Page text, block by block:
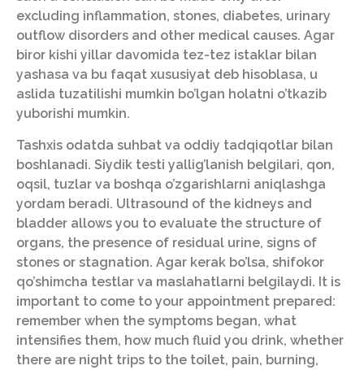
excluding inflammation, stones, diabetes, urinary
outflow disorders and other medical causes. Agar
biror kishi yillar davomida tez-tez istaklar bilan
yashasa va bu faqat xususiyat deb hisoblasa, u
aslida tuzatilishi mumkin bo’lgan holatni o’tkazib
yuborishi mumkin.
Tashxis odatda suhbat va oddiy tadqiqotlar bilan
boshlanadi. Siydik testi yallig’lanish belgilari, qon,
oqsil, tuzlar va boshqa o’zgarishlarni aniqlashga
yordam beradi. Ultrasound of the kidneys and
bladder allows you to evaluate the structure of
organs, the presence of residual urine, signs of
stones or stagnation. Agar kerak bo’lsa, shifokor
qo’shimcha testlar va maslahatlarni belgilaydi. It is
important to come to your appointment prepared:
remember when the symptoms began, what
intensifies them, how much fluid you drink, whether
there are night trips to the toilet, pain, burning,